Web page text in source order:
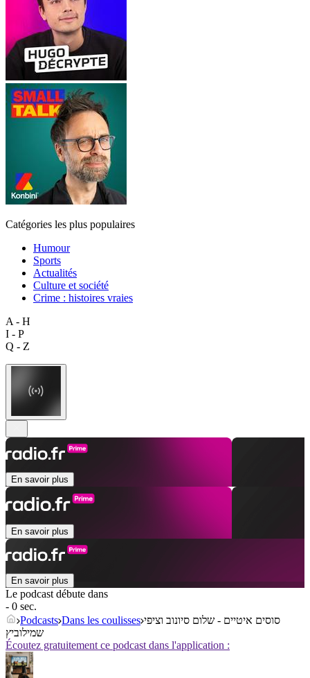
Catégories les plus populaires
Humour
Sports
Actualités
Culture et société
Crime : histoires vraies
A - H
I - P
Q - Z
En savoir plus
En savoir plus
En savoir plus
Le podcast débute dans
- 0 sec.
Podcasts Dans les coulisses סוסים איטיים - שלום סיונוב וציפי
שמילוביץ
Écoutez gratuitement ce podcast dans l'application :